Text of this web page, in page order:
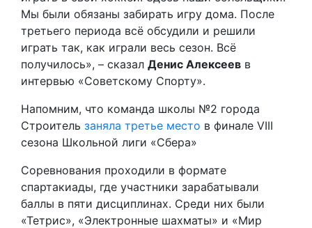
Мы были обязаны забирать игру дома. После
третьего периода всё обсудили и решили
играть так, как играли весь сезон. Всё
получилось», – сказал Денис Алексеев в
интервью «Советскому Спорту».
Напомним, что команда школы №2 города
Строитель заняла третье место в финале VIII
сезона Школьной лиги «Сбера»
Соревнования проходили в формате
спартакиады, где участники зарабатывали
баллы в пяти дисциплинах. Среди них были
«Тетрис», «Электронные шахматы» и «Мир